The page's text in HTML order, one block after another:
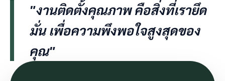
"งานติดตั้งคุณภาพ คือสิ่งที่เรายึด
มั่น เพื่อความพึงพอใจสูงสุดของ
คุณ"